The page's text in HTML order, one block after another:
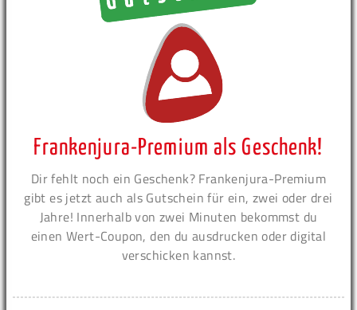
Frankenjura-Premium als Geschenk!
Dir fehlt noch ein Geschenk? Frankenjura-Premium
gibt es jetzt auch als Gutschein für ein, zwei oder drei
Jahre! Innerhalb von zwei Minuten bekommst du
einen Wert-Coupon, den du ausdrucken oder digital
verschicken kannst.